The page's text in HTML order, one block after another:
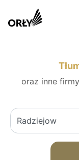
oraz inne